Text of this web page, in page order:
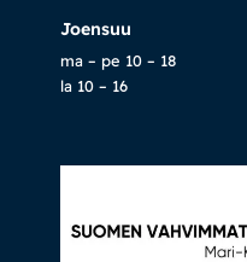
Joensuu
ma – pe 10 – 18
la 10 – 16